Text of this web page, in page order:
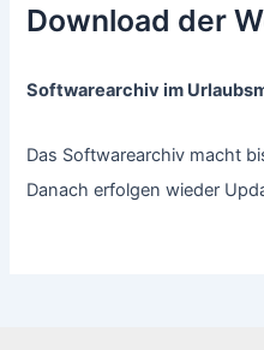
Download der
Softwarearchiv im
Das Softwarearchiv macht
Danach erfolgen wieder